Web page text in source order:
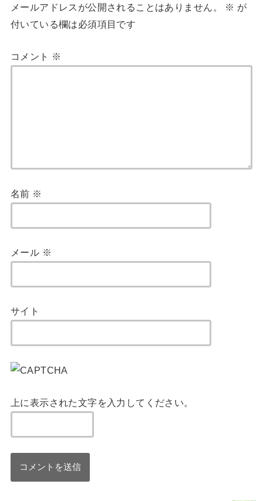
メールアドレスが公開されることはありません。 ※ が
付いている欄は必須項目です
コメント ※
名前 ※
メール ※
サイト
上に表示された文字を入力してください。